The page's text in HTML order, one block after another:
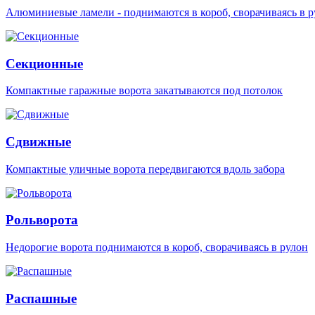
Алюминиевые ламели - поднимаются в короб, сворачиваясь в
Секционные
Компактные гаражные ворота закатываются под потолок
Сдвижные
Компактные уличные ворота передвигаются вдоль забора
Рольворота
Недорогие ворота поднимаются в короб, сворачиваясь в рулон
Распашные